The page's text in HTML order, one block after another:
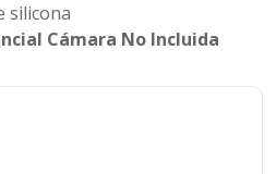
silicona
Cámara No Incluida